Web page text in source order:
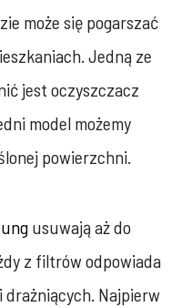
może się pogarszać
Jedną ze
jest oczyszczacz
model możemy
powierzchni.
usuwają aż do
z filtrów odpowiada
Najpierw